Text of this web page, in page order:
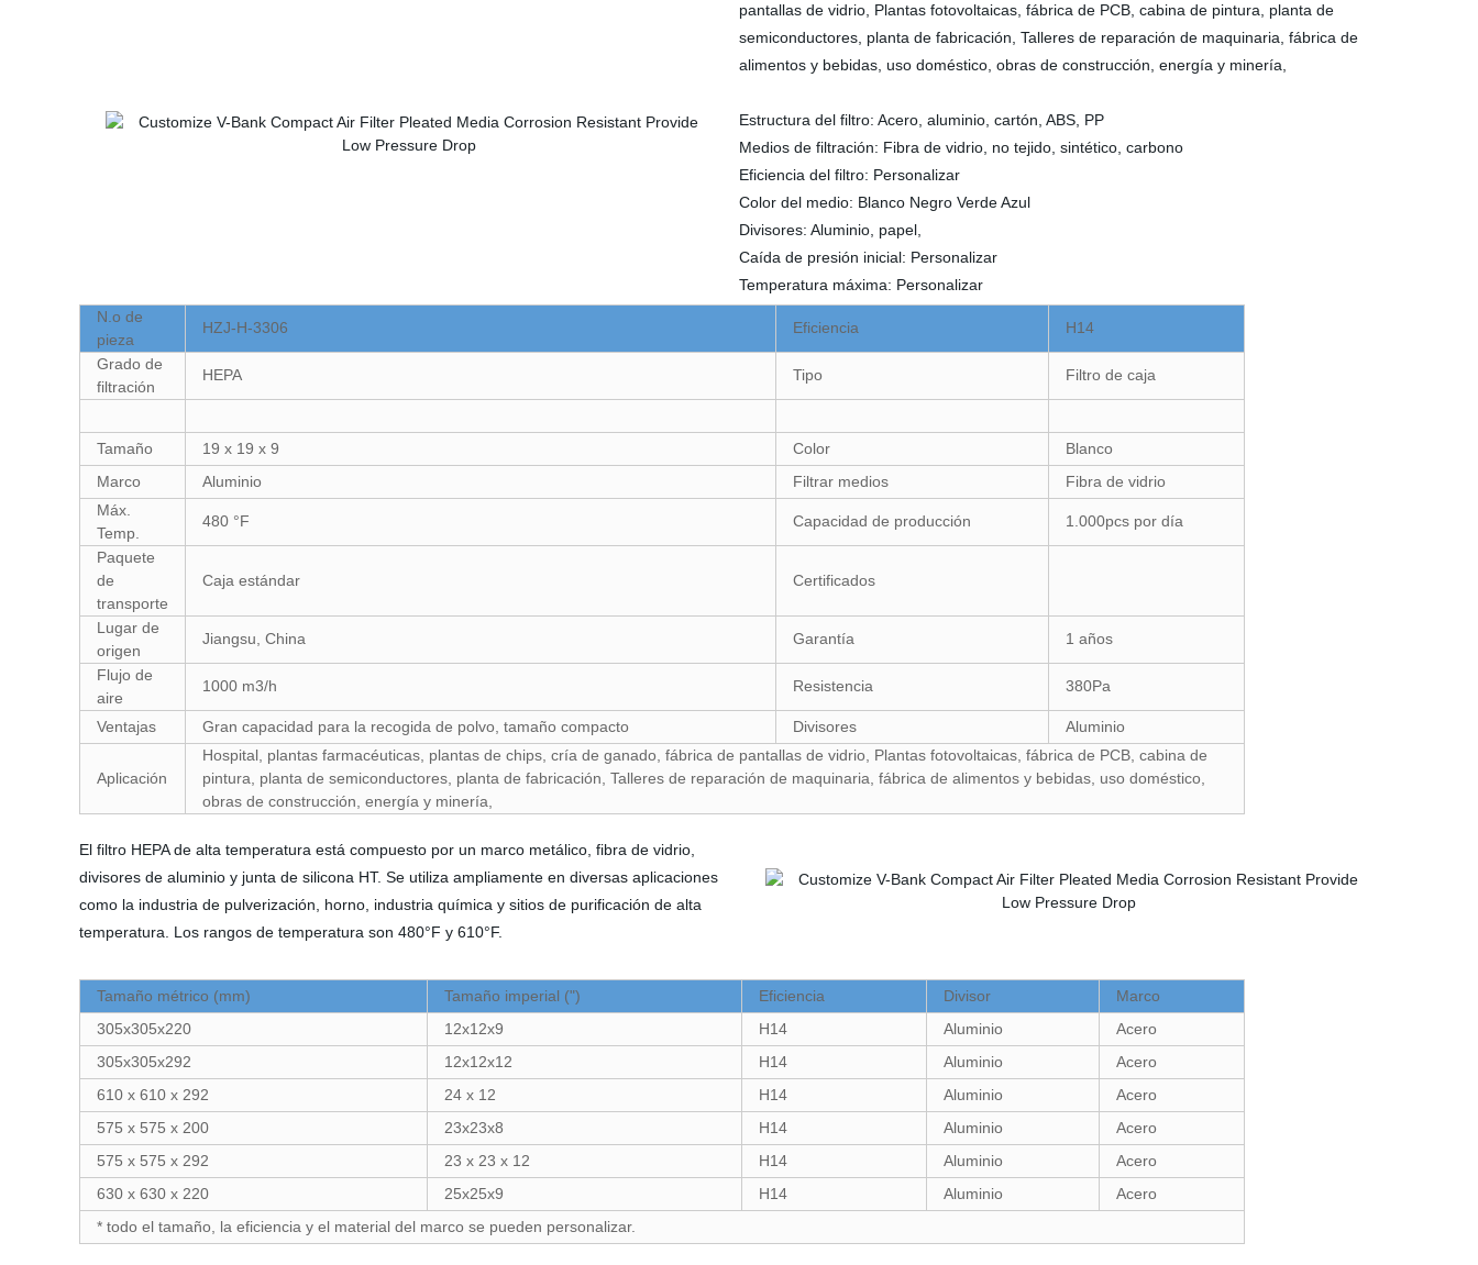
pantallas de vidrio, Plantas fotovoltaicas, fábrica de PCB, cabina de pintura, planta de
semiconductores, planta de fabricación, Talleres de reparación de maquinaria, fábrica de
alimentos y bebidas, uso doméstico, obras de construcción, energía y minería,
Estructura del filtro: Acero, aluminio, cartón, ABS, PP
Medios de filtración: Fibra de vidrio, no tejido, sintético, carbono
Eficiencia del filtro: Personalizar
Color del medio: Blanco Negro Verde Azul
Divisores: Aluminio, papel,
Caída de presión inicial: Personalizar
Temperatura máxima: Personalizar
N.o de
pieza
HZJ-H-3306 Eficiencia H14
Grado de
filtración
HEPA Tipo Filtro de caja
Tamaño 19 x 19 x 9 Color
Blanco
Marco
Aluminio Filtrar medios
Fibra de vidrio
Máx.
Temp.
480 °F Capacidad de producción 1.000pcs por día
Paquete
de
transporte
Caja estándar Certificados
Lugar de
origen
Jiangsu, China Garantía 1 años
Flujo de
aire
1000 m3/h Resistencia 380Pa
Ventajas Gran capacidad para la recogida de polvo, tamaño compacto Divisores Aluminio
Aplicación
Hospital, plantas farmacéuticas, plantas de chips, cría de ganado, fábrica de pantallas de vidrio, Plantas fotovoltaicas, fábrica de PCB, cabina de
pintura, planta de semiconductores, planta de fabricación, Talleres de reparación de maquinaria, fábrica de alimentos y bebidas, uso doméstico,
obras de construcción, energía y minería,
El filtro HEPA de alta temperatura está compuesto por un marco metálico, fibra de vidrio,
divisores de aluminio y junta de silicona HT. Se utiliza ampliamente en diversas aplicaciones
como la industria de pulverización, horno, industria química y sitios de purificación de alta
temperatura. Los rangos de temperatura son 480°F y 610°F.
Tamaño métrico (mm) Tamaño imperial (") Eficiencia Divisor
Marco
305x305x220
12x12x9 H14 Aluminio
Acero
305x305x292
12x12x12 H14 Aluminio
Acero
610 x 610 x 292
24 x 12 H14 Aluminio
Acero
575 x 575 x 200
23x23x8 H14 Aluminio
Acero
575 x 575 x 292
23 x 23 x 12 H14 Aluminio
Acero
630 x 630 x 220
25x25x9 H14 Aluminio
Acero
* todo el tamaño, la eficiencia y el material del marco se pueden personalizar.